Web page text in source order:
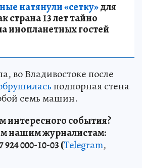
натянули «сетку»для
страна 13 лет тайно
инопланетных гостей
во Владивостоке после
подпорная стена
семь машин.
интересного события?
нашим журналистам:
924 000-10-03 (Telegram,